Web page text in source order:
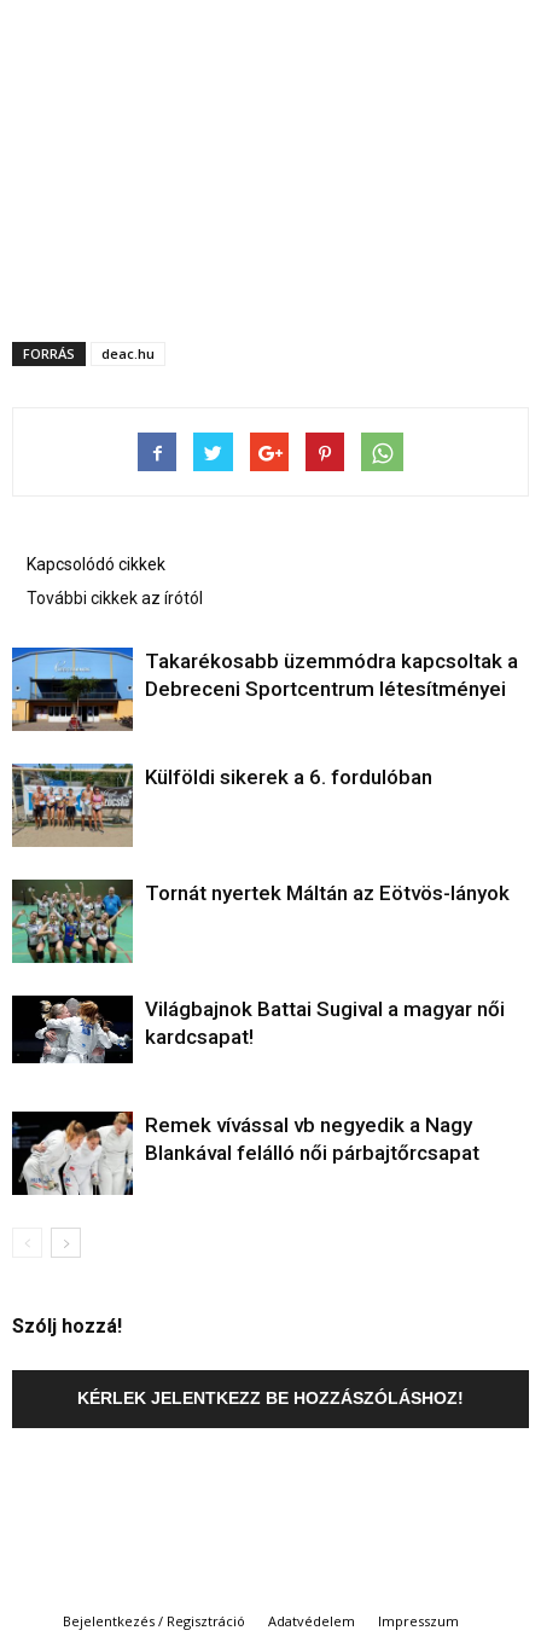
FORRÁS deac.hu
Kapcsolódó cikkek
További cikkek az írótól
Takarékosabb üzemmódra kapcsoltak a
Debreceni Sportcentrum létesítményei
Külföldi sikerek a 6. fordulóban
Tornát nyertek Máltán az Eötvös-lányok
Világbajnok Battai Sugival a magyar női
kardcsapat!
Remek vívással vb negyedik a Nagy
Blankával felálló női párbajtőrcsapat
Szólj hozzá!
KÉRLEK JELENTKEZZ BE HOZZÁSZÓLÁSHOZ!
Bejelentkezés / Regisztráció Adatvédelem
Impresszum